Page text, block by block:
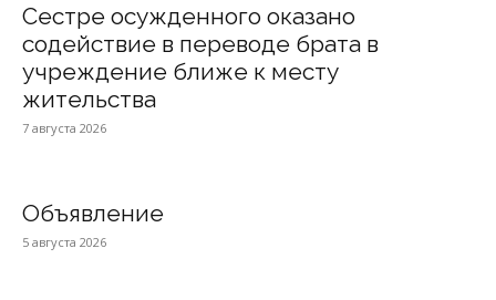
Сестре осужденного оказано
содействие в переводе брата в
учреждение ближе к месту
жительства
7 августа 2026
Объявление
5 августа 2026